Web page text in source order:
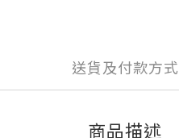
送貨及付款方式
商品描述